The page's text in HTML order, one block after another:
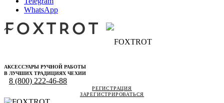
WhatsApp
АКСЕССУАРЫ РУЧНОЙ РАБОТЫ
В ЛУЧШИХ ТРАДИЦИЯХ ЧЕХИИ
8 (800) 222-46-88
РЕГИСТРАЦИЯ
ЗАРЕГИСТРИРОВАТЬСЯ